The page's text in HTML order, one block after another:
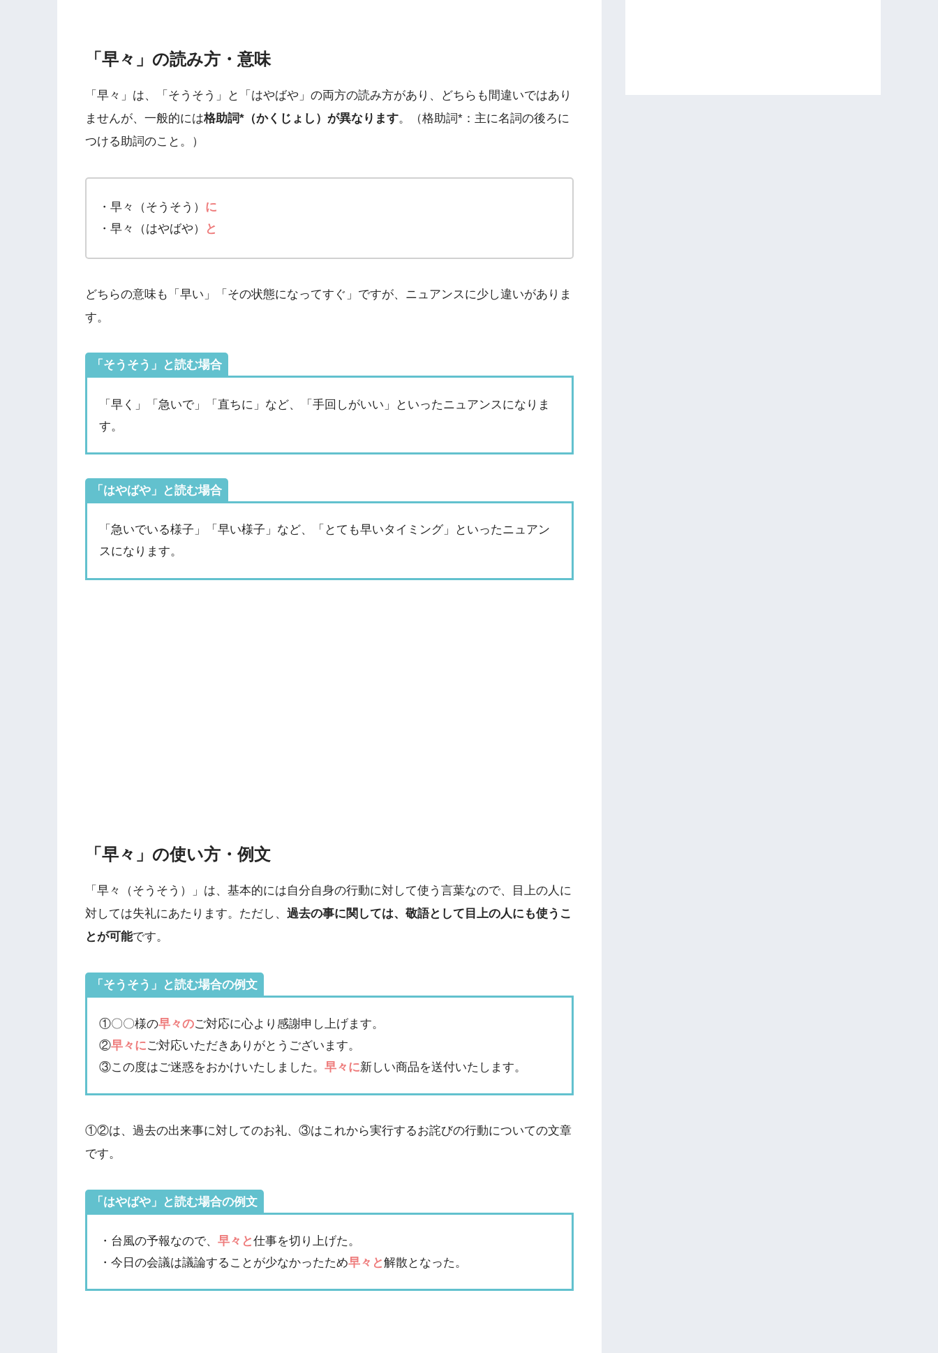
「早々」の読み方・意味
「早々」は、「そうそう」と「はやばや」の両方の読み方があり、どちらも間違いではあり
ませんが、一般的には格助詞*（かくじょし）が異なります。（格助詞*：主に名詞の後ろに
つける助詞のこと。）
・早々（そうそう） に
・早々（はやばや）
と
どちらの意味も「早い」「その状態になってすぐ」ですが、ニュアンスに少し違いがありま
す。
「そうそう」と読む場合
「早く」「急いで」「直ちに」など、「手回しがいい」といったニュアンスになりま
す。
「はやばや」と読む場合
「急いでいる様子」「早い様子」など、「とても早いタイミング」といったニュアン
スになります。
「早々」の使い方・例文
「早々（そうそう）」は、基本的には自分自身の行動に対して使う言葉なので、目上の人に
対しては失礼にあたります。ただし、 過去の事に関しては、敬語として目上の人にも使うこ
とが可能です。
「そうそう」と読む場合の例文
①〇〇様の早々のご対応に心より感謝申し上げます。
②早々にご対応いただきありがとうございます。
③この度はご迷惑をおかけいたしました。早々に新しい商品を送付いたします。
①②は、過去の出来事に対してのお礼、③はこれから実行するお詫びの行動についての文章
です。
「はやばや」と読む場合の例文
・台風の予報なので、早々と仕事を切り上げた。
・今日の会議は議論することが少なかったため早々と解散となった。